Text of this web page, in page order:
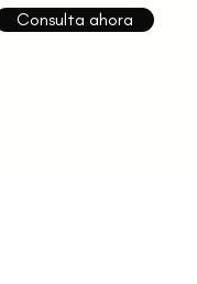
Consulta ahora